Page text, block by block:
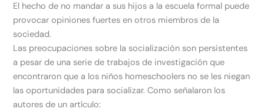
El hecho de no mandar a sus hijos a la escuela formal puede
provocar opiniones fuertes en otros miembros de la
sociedad.
Las preocupaciones sobre la socialización son persistentes
a pesar de una serie de trabajos de investigación que
encontraron que a los niños homeschoolers no se les niegan
las oportunidades para socializar. Como señalaron los
autores de un artículo: